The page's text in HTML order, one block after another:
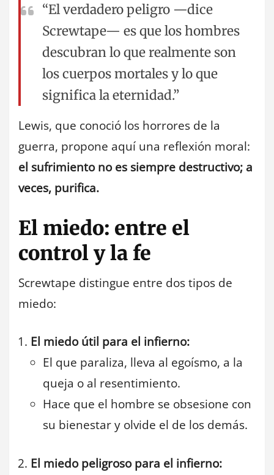
“El verdadero peligro —dice
Screwtape— es que los hombres
descubran lo que realmente son
los cuerpos mortales y lo que
significa la eternidad.”
Lewis, que conoció los horrores de la
guerra, propone aquí una reflexión moral:
el sufrimiento no es siempre destructivo; a
veces, purifica.
El miedo: entre el
control y la fe
Screwtape distingue entre dos tipos de
miedo:
El miedo útil para el infierno:
El que paraliza, lleva al egoísmo, a la
queja o al resentimiento.
Hace que el hombre se obsesione con
su bienestar y olvide el de los demás.
El miedo peligroso para el infierno: